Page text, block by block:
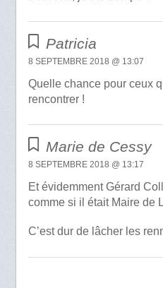
Patricia
8 SEPTEMBRE 2018 @ 13:07
Quelle chance pour ceux
rencontrer !
Marie de Cessy
8 SEPTEMBRE 2018 @ 13:17
Et évidemment Gérard
comme si il était Maire de
C’est dur de lâcher les